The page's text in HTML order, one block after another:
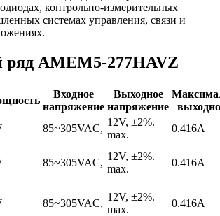
контрольно-измерительных
системах управления, связи и
AMEM5-277HAVZ
Входное
напряжение
Выходное
напряжение
85~305VAC,
12V, ±2%.
max.
0.416A
85~305VAC,
12V, ±2%.
max.
0.416A
85~305VAC,
12V, ±2%.
max.
0.416A